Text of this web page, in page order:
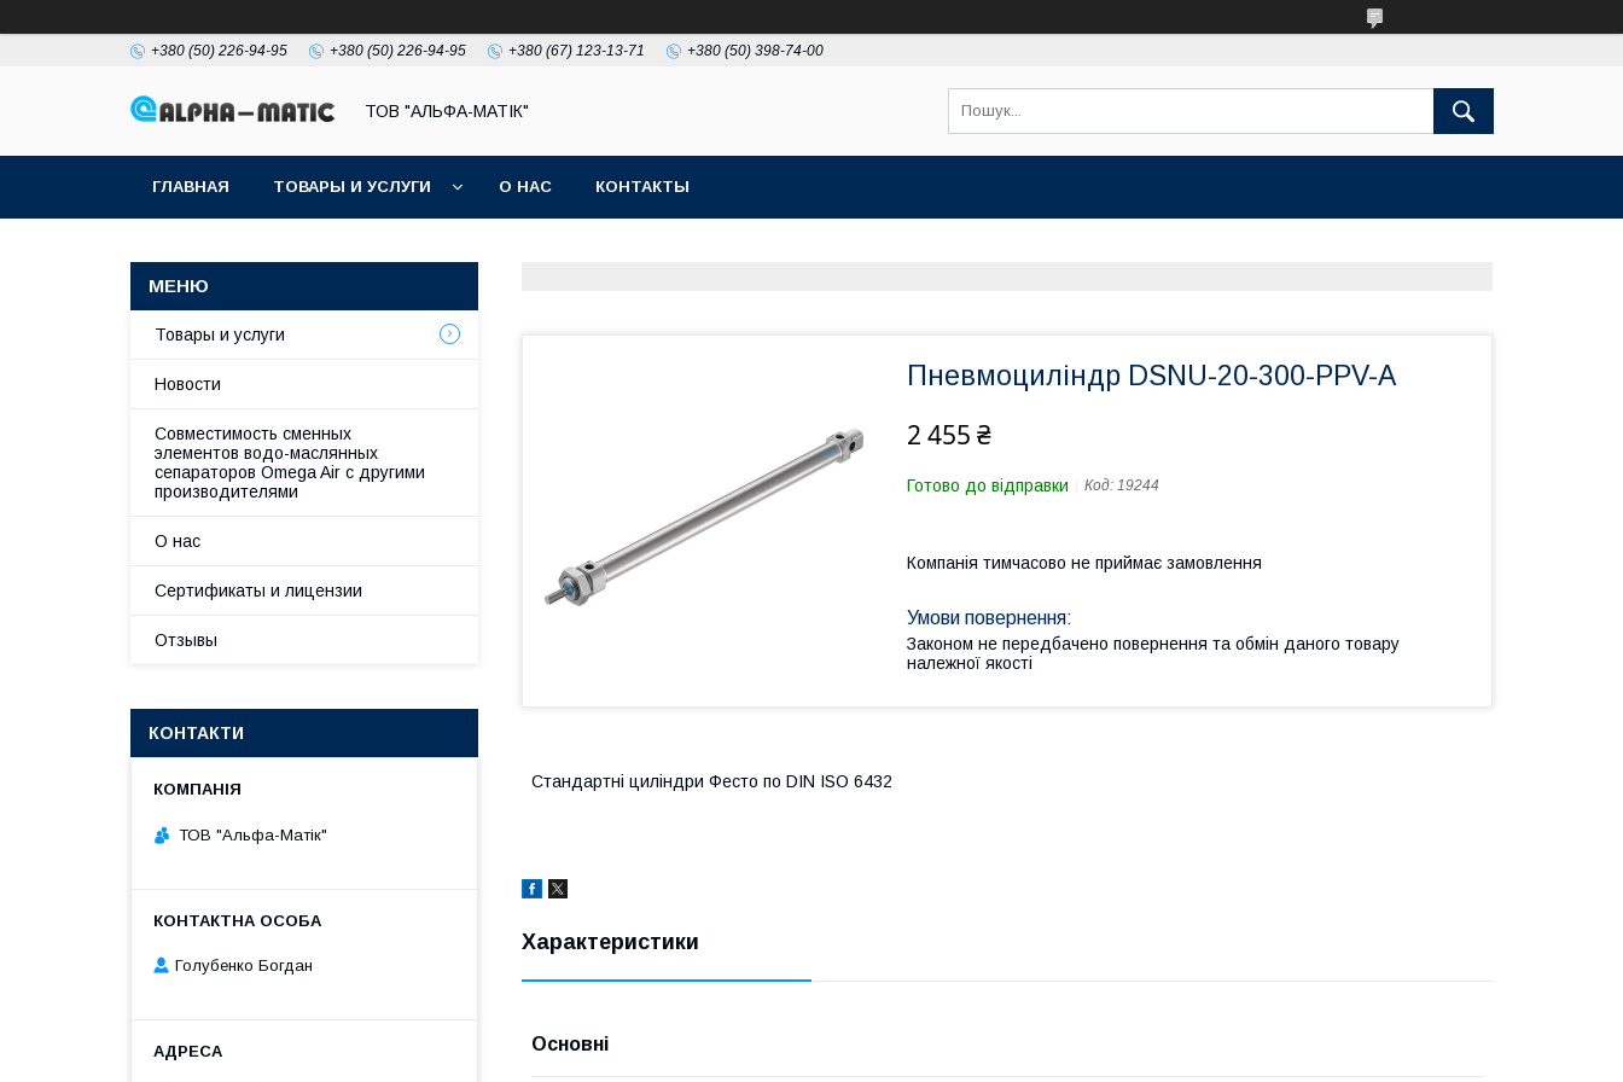
+380 (50) 226-94-95 +380 (50) 226-94-95 +380 (67) 123-13-71 +380 (50) 398-74-00
ТОВ "АЛЬФА-МАТІК"
ГЛАВНАЯ ТОВАРЫ И УСЛУГИ О НАС КОНТАКТЫ
Пневмоциліндр DSNU-20-300-PPV-A
2 455 ₴
Готово до відправки Код: 19244
Компанія тимчасово не приймає замовлення
Законом не передбачено повернення та обмін даного товару
належної якості
Стандартні циліндри Фесто по DIN ISO 6432
Характеристики
Основні
Товары и услуги
Новости
Совместимость сменных
элементов водо-маслянных
сепараторов Omega Air с другими
производителями
О нас
Сертификаты и лицензии
Отзывы
КОНТАКТИ
ТОВ "Альфа-Матік"
Голубенко Богдан